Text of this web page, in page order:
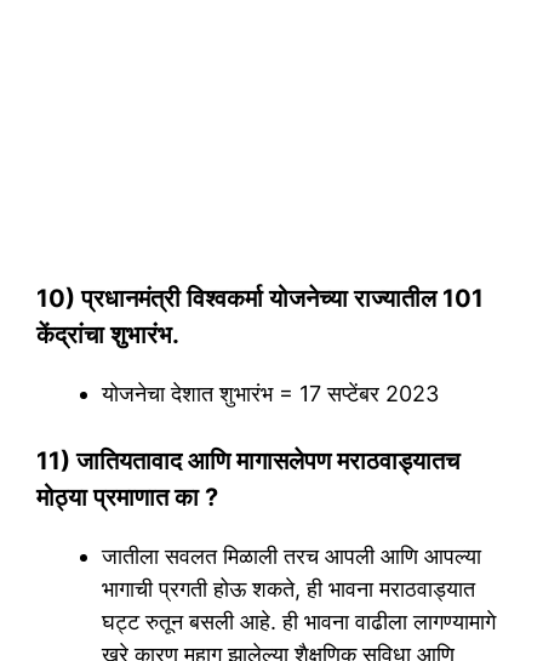
10) प्रधानमंत्री विश्वकर्मा योजनेच्या राज्यातील 101
केंद्रांचा शुभारंभ.
योजनेचा देशात शुभारंभ = 17 सप्टेंबर 2023
11) जातियतावाद आणि मागासलेपण मराठवाड्यातच
मोठ्या प्रमाणात का ?
जातीला सवलत मिळाली तरच आपली आणि आपल्या
भागाची प्रगती होऊ शकते, ही भावना मराठवाड्यात
घट्ट रुतून बसली आहे. ही भावना वाढीला लागण्यामागे
खरे कारण महाग झालेल्या शैक्षणिक सुविधा आणि